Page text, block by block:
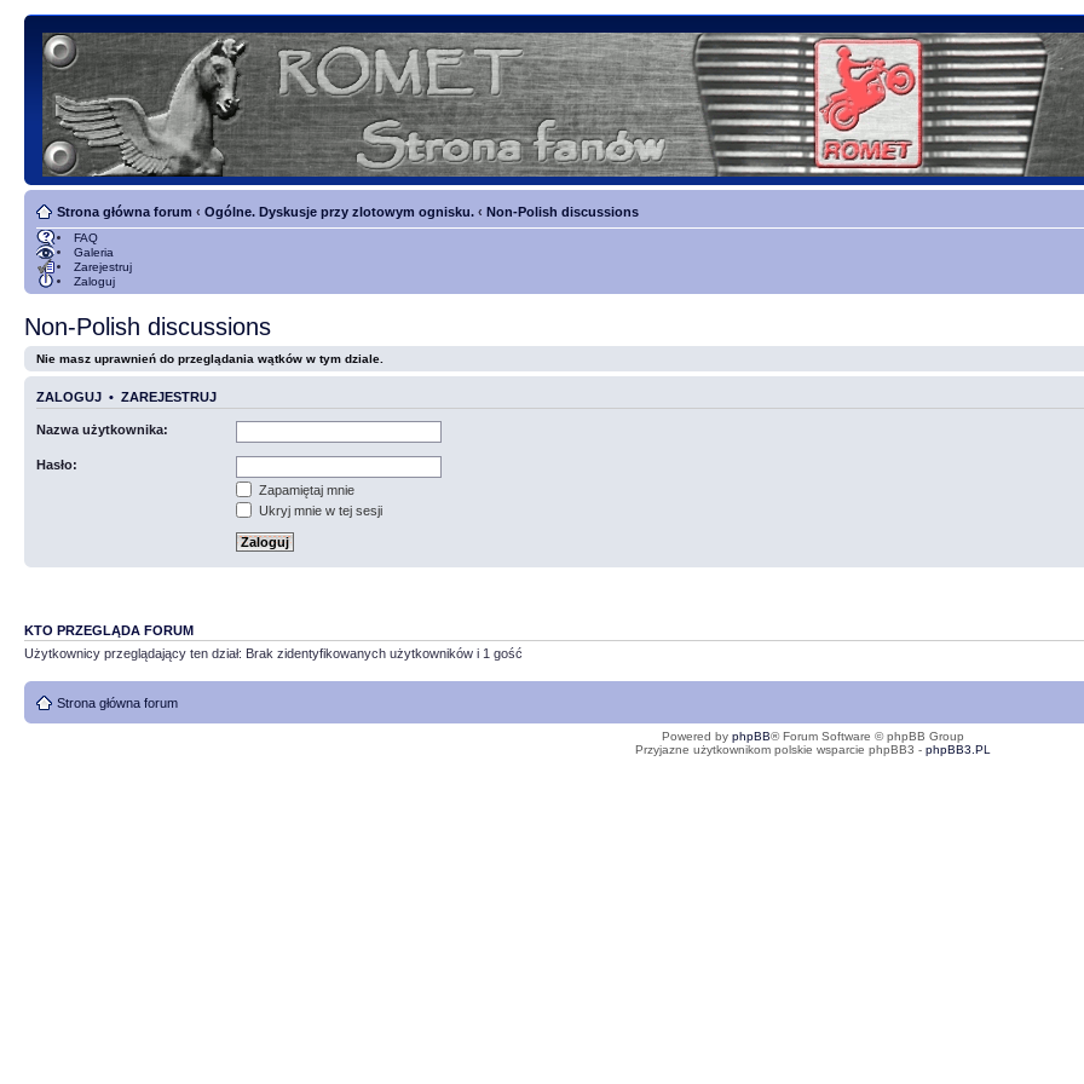
Strona główna forum ‹ Ogólne. Dyskusje przy zlotowym ognisku. ‹ Non-Polish discussions
FAQ
Galeria
Zarejestruj
Zaloguj
Non-Polish discussions
Nie masz uprawnień do przeglądania wątków w tym dziale.
ZALOGUJ • ZAREJESTRUJ
Nazwa użytkownika:
Hasło:
Zapamiętaj mnie
Ukryj mnie w tej sesji
KTO PRZEGLĄDA FORUM
Użytkownicy przeglądający ten dział: Brak zidentyfikowanych użytkowników i 1 gość
Strona główna forum
Powered by phpBB® Forum Software © phpBB Group
Przyjazne użytkownikom polskie wsparcie phpBB3 - phpBB3.PL